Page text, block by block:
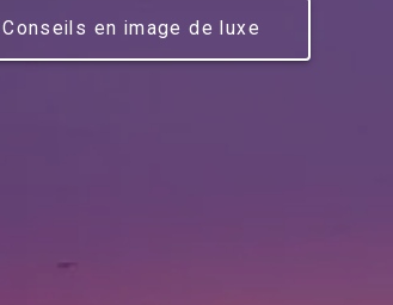
Conseils en image de luxe